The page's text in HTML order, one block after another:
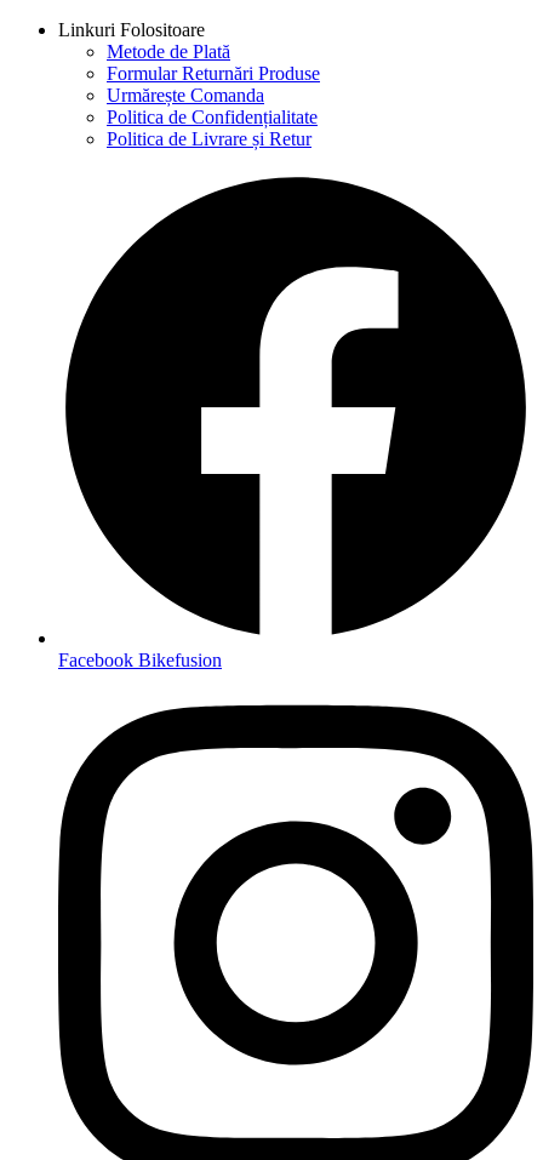
Linkuri Folositoare
Metode de Plată
Formular Returnări Produse
Urmărește Comanda
Politica de Confidențialitate
Politica de Livrare și Retur
Facebook Bikefusion